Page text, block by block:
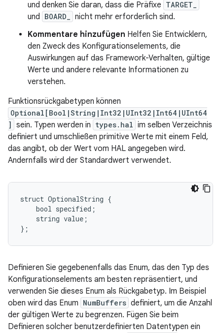
und denken Sie daran, dass die Präfixe TARGET_
und BOARD_
nicht mehr erforderlich sind.
Kommentare hinzufügen Helfen Sie Entwicklern,
den Zweck des Konfigurationselements, die
Auswirkungen auf das Framework-Verhalten, gültige
Werte und andere relevante Informationen zu
verstehen.
Funktionsrückgabetypen können
Optional[Bool|String|Int32|UInt32|Int64|UInt64
] sein. Typen werden in types.hal im selben Verzeichnis
definiert und umschließen primitive Werte mit einem Feld,
das angibt, ob der Wert vom HAL angegeben wird.
Andernfalls wird der Standardwert verwendet.
struct OptionalString {
    bool specified;
    string value;
Definieren Sie gegebenenfalls das Enum, das den Typ des
Konfigurationselements am besten repräsentiert, und
verwenden Sie dieses Enum als Rückgabetyp. Im Beispiel
oben wird das Enum NumBuffers definiert, um die Anzahl
der gültigen Werte zu begrenzen. Fügen Sie beim
Definieren solcher benutzerdefinierten Datentypen ein